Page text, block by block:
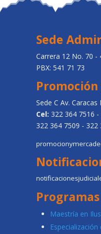
Sede
Carrera 12 No. 70 -
PBX: 541 71 73
Sede C Av. Caracas
Cel: 322 364 7516
322 364 7509 - 322
Maestría en